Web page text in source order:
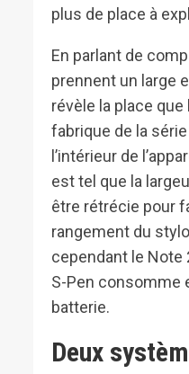
plus de place à
En parlant de
prennent un large
révèle la place que
fabrique de la
l’intérieur de
est tel que la
être rétrécie pour
rangement du
cependant le Note
S-Pen consomme
batterie.
Deux